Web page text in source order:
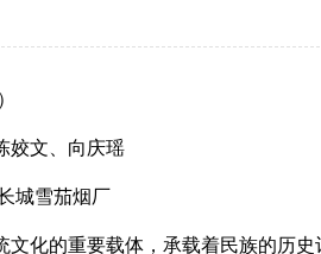
姣文、向庆瑶
城雪茄烟厂
化的重要载体，承载着民族的历